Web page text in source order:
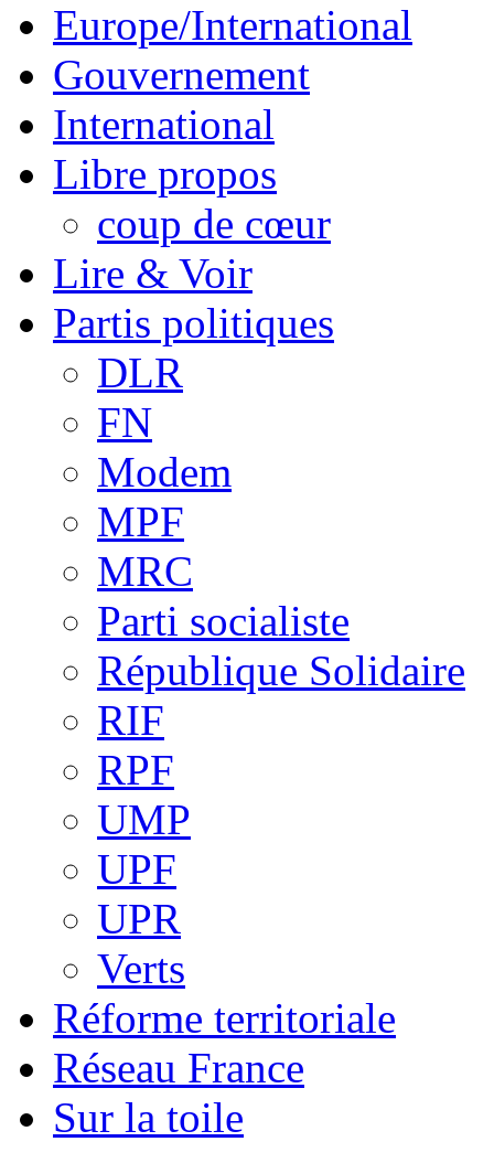
Europe/International
Gouvernement
International
Libre propos
coup de cœur
Lire & Voir
Partis politiques
DLR
FN
Modem
MPF
MRC
Parti socialiste
République Solidaire
RIF
RPF
UMP
UPF
UPR
Verts
Réforme territoriale
Réseau France
Sur la toile